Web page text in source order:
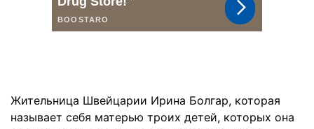
Жительница Швейцарии Ирина Болгар, которая
называет себя матерью троих детей, которых она